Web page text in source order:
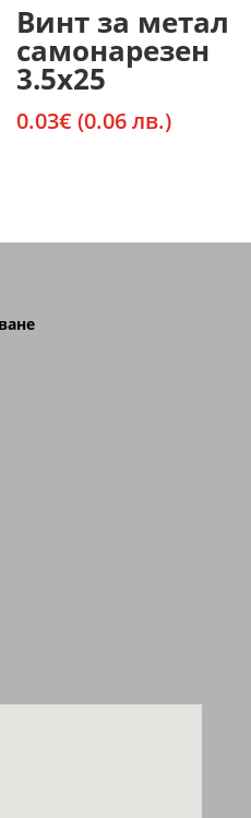
Винт за метал
самонарезен
3.5х25
0.03€ (0.06 лв.)